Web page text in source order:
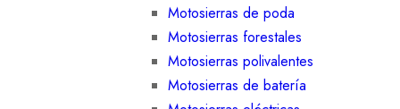
Motosierras de poda
Motosierras forestales
Motosierras polivalentes
Motosierras de batería